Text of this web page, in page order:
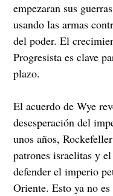
empezaran sus
usando las armas
del poder. El
Progresista es clave
plazo.
El acuerdo de Wye
desesperación del
unos años,
patrones israelitas y
defender el imperio
Oriente. Esto ya no